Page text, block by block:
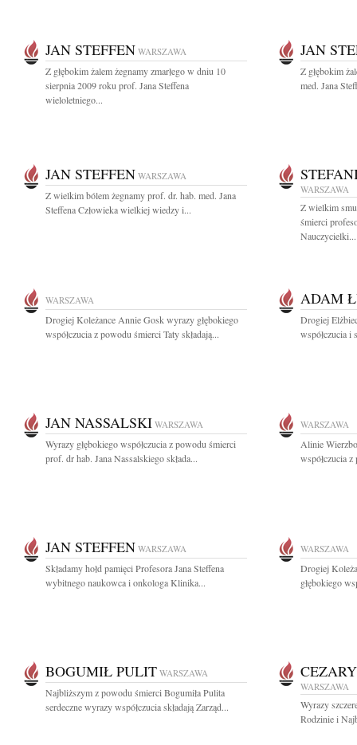
JAN STEFFEN WARSZAWA
Z głębokim żalem żegnamy zmarłego w dniu 10
sierpnia 2009 roku prof. Jana Steffena
wieloletniego...
JAN
Z głębokim
med. Jana
JAN STEFFEN WARSZAWA
Z wielkim bólem żegnamy prof. dr. hab. med. Jana
Steffena Człowieka wielkiej wiedzy i...
WARSZAWA
Z wielkim
śmierci
Nauczycielki...
WARSZAWA
Drogiej Koleżance Annie Gosk wyrazy głębokiego
współczucia z powodu śmierci Taty składają...
ADAM
Drogiej
współczucia i
JAN NASSALSKI WARSZAWA
Wyrazy głębokiego współczucia z powodu śmierci
prof. dr hab. Jana Nassalskiego składa...
WARSZAWA
Alinie
współczucia
JAN STEFFEN WARSZAWA
Składamy hołd pamięci Profesora Jana Steffena
wybitnego naukowca i onkologa Klinika...
WARSZAWA
Drogiej
głębokiego
BOGUMIŁ PULIT WARSZAWA
Najbliższym z powodu śmierci Bogumiła Pulita
serdeczne wyrazy współczucia składają Zarząd...
WARSZAWA
Wyrazy
Rodzinie i